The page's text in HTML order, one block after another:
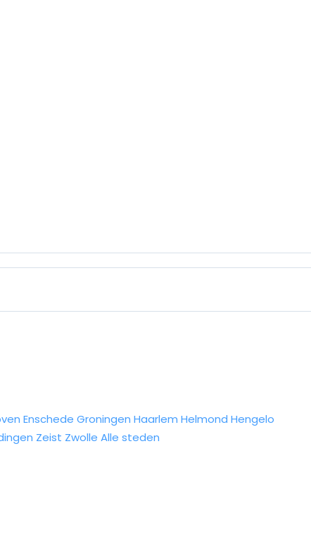
Enschede Groningen Haarlem Helmond Hengelo
Zeist Zwolle Alle steden